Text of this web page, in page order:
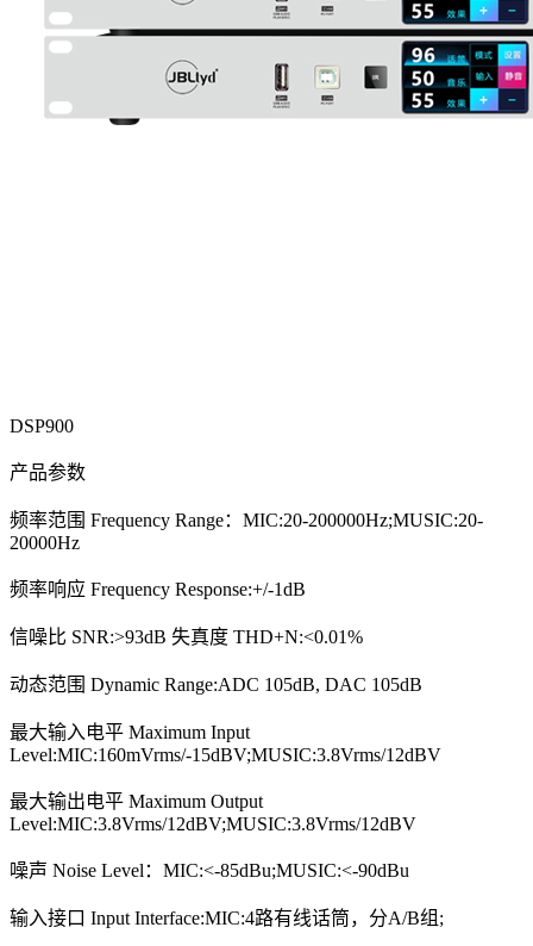
DSP900
产品参数
频率范围 Frequency Range：MIC:20-200000Hz;MUSIC:20-
20000Hz
频率响应 Frequency Response:+/-1dB
信噪比 SNR:>93dB 失真度 THD+N:<0.01%
动态范围 Dynamic Range:ADC 105dB, DAC 105dB
最大输入电平 Maximum Input
Level:MIC:160mVrms/-15dBV;MUSIC:3.8Vrms/12dBV
最大输出电平 Maximum Output
Level:MIC:3.8Vrms/12dBV;MUSIC:3.8Vrms/12dBV
噪声 Noise Level：MIC:<-85dBu;MUSIC:<-90dBu
输入接口 Input Interface:MIC:4路有线话筒，分A/B组;